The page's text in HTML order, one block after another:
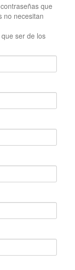
que
no necesitan
ser de los